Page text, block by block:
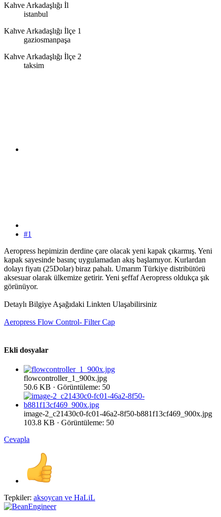
Kahve Arkadaşlığı İl
istanbul
Kahve Arkadaşlığı İlçe 1
gaziosmanpaşa
Kahve Arkadaşlığı İlçe 2
taksim
#1
Aeropress hepimizin derdine çare olacak yeni kapak çıkarmış. Yeni
kapak sayesinde basınç uygulamadan akış başlamıyor. Kurlardan
dolayı fiyatı (25Dolar) biraz pahalı. Umarım Türkiye distribütörü
aksesuar olarak ülkemize getirir. Yeni şeffaf Aeropress oldukça şık
görünüyor.
Detaylı Bilgiye Aşağıdaki Linkten Ulaşabilirsiniz
Aeropress Flow Control- Filter Cap
Ekli dosyalar
flowcontroller_1_900x.jpg
50.6 KB · Görüntüleme: 50
image-2_c21430c0-fc01-46a2-8f50-b881f13cf469_900x.jpg
103.8 KB · Görüntüleme: 50
Cevapla
Tepkiler: aksoycan ve HaLiL